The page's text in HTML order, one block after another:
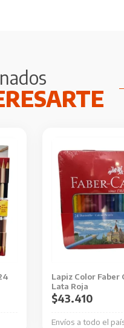
Lapiz Color Faber
Lata Roja
Envíos a todo el
$43.410